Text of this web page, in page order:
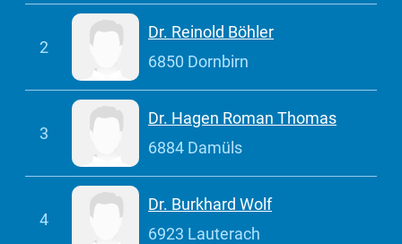
2
Dr. Reinold Böhler
6850 Dornbirn
3
Dr. Hagen Roman Thomas
6884 Damüls
4
Dr. Burkhard Wolf
6923 Lauterach